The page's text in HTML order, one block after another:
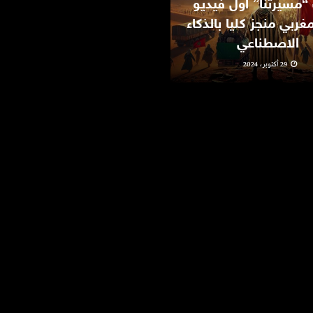
أول فيديو
منجز كليا بالذكاء
الاصطناعي
29 أكتوبر، 2024